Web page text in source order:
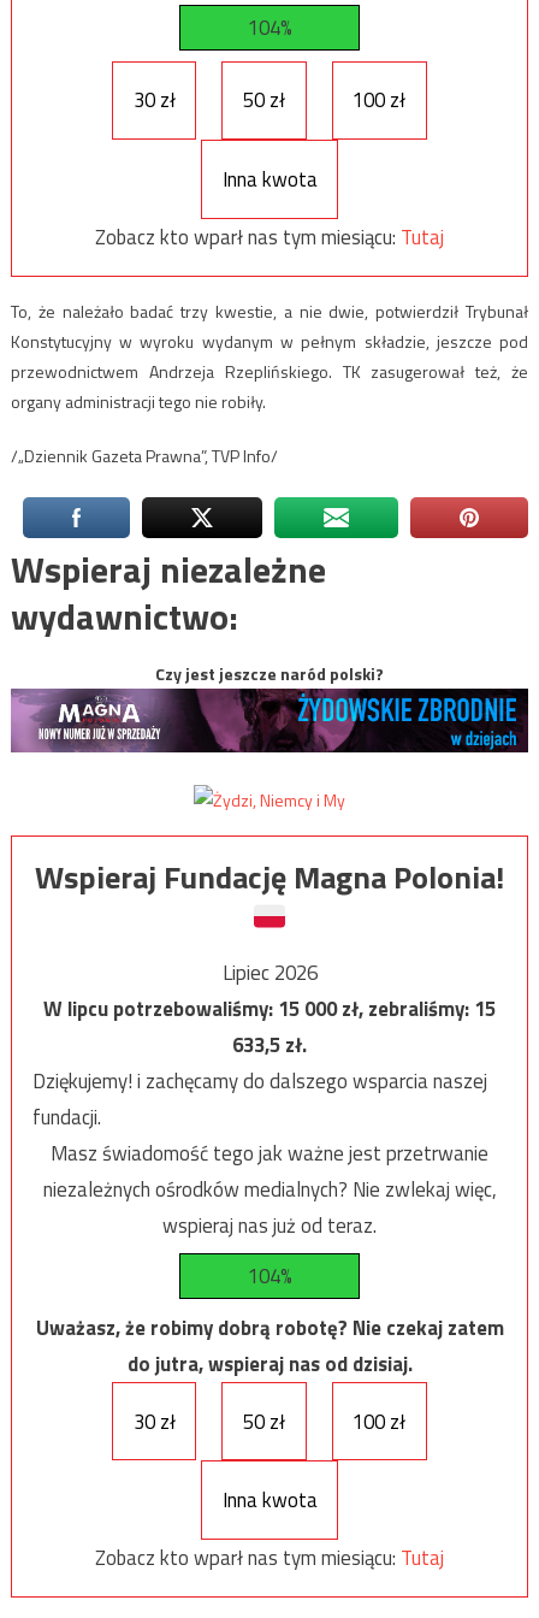
104%
30 zł 50 zł 100 zł
Inna kwota
Zobacz kto wparł nas tym miesiącu: Tutaj
To, że należało badać trzy kwestie, a nie dwie, potwierdził Trybunał
Konstytucyjny w wyroku wydanym w pełnym składzie, jeszcze pod
przewodnictwem Andrzeja Rzeplińskiego. TK zasugerował też, że
organy administracji tego nie robiły.
/„Dziennik Gazeta Prawna”, TVP Info/
Wspieraj niezależne
wydawnictwo:
Czy jest jeszcze naród polski?
Wspieraj Fundację Magna Polonia!
Lipiec 2026
W lipcu potrzebowaliśmy:15 000zł, zebraliśmy:15
633,5zł.
Dziękujemy! i zachęcamy do dalszego wsparcia naszej
fundacji.
Masz świadomość tego jak ważne jest przetrwanie
niezależnych ośrodków medialnych? Nie zwlekaj więc,
wspieraj nas już od teraz.
104%
Uważasz, że robimy dobrą robotę? Nie czekaj zatem
do jutra, wspieraj nas od dzisiaj.
30 zł
50 zł 100 zł
Inna kwota
Zobacz kto wparł nas tym miesiącu: Tutaj